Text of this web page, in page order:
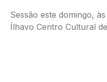
Sessão este domingo,
Ílhavo Centro Cultural